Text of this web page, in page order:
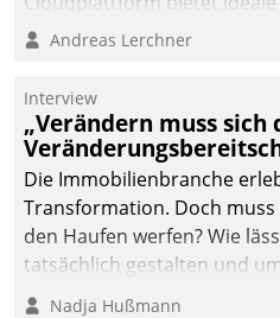
die Funktionalität der App
integrieren.
Andreas Lerchner
Interview
„Verändern muss sich
Die Immobilienbranche
Transformation. Doch
den Haufen werfen? Wie
tatsächlich gestalten und
Argumente zählen wirklich?
Nadja Hußmann